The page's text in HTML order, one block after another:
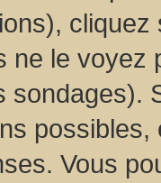
cliquez
ne le voyez
sondages).
Vous